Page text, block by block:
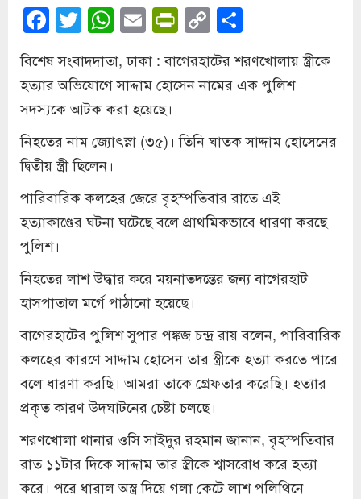
Facebook
Twitter
WhatsApp
EmailPrintFriendly
Copy
Link
বিশেষ সংবাদদাতা, ঢাকা :বাগেরহাটের শরণখোলায় স্ত্রীকে
হত্যার অভিযোগে সাদ্দাম হোসেন নামের এক পুলিশ
সদস্যকে আটক করা হয়েছে।
নিহতের নাম জ্যোৎস্না (৩৫)। তিনি ঘাতক সাদ্দাম হোসেনের
দ্বিতীয় স্ত্রী ছিলেন।
পারিবারিক কলহের জেরে বৃহস্পতিবার রাতে এই
হত্যাকাণ্ডের ঘটনা ঘটেছে বলে প্রাথমিকভাবে ধারণা করছে
পুলিশ।
নিহতের লাশ উদ্ধার করে ময়নাতদন্তের জন্য বাগেরহাট
হাসপাতাল মর্গে পাঠানো হয়েছে।
বাগেরহাটের পুলিশ সুপার পঙ্কজ চন্দ্র রায় বলেন, পারিবারিক
কলহের কারণে সাদ্দাম হোসেন তার স্ত্রীকে হত্যা করতে পারে
বলে ধারণা করছি। আমরা তাকে গ্রেফতার করেছি। হত্যার
প্রকৃত কারণ উদঘাটনের চেষ্টা চলছে।
শরণখোলা থানার ওসি সাইদুর রহমান জানান, বৃহস্পতিবার
রাত ১১টার দিকে সাদ্দাম তার স্ত্রীকে শ্বাসরোধ করে হত্যা
করে। পরে ধারাল অস্ত্র দিয়ে গলা কেটে লাশ পলিথিনে